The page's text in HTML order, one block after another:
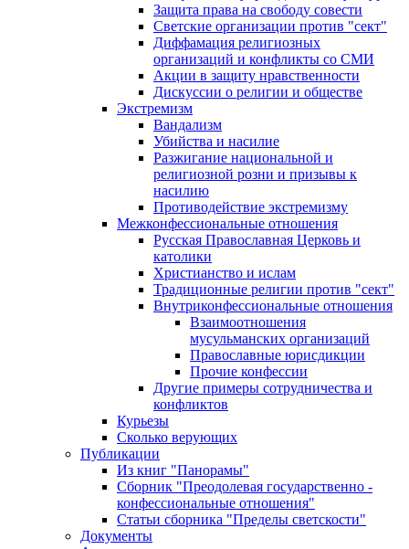
Защита права на свободу совести
Светские организации против "сект"
Диффамация религиозных
организаций и конфликты со СМИ
Акции в защиту нравственности
Дискуссии о религии и обществе
Экстремизм
Вандализм
Убийства и насилие
Разжигание национальной и
религиозной розни и призывы к
насилию
Противодействие экстремизму
Межконфессиональные отношения
Русская Православная Церковь и
католики
Христианство и ислам
Традиционные религии против "сект"
Внутриконфессиональные отношения
Взаимоотношения
мусульманских организаций
Православные юрисдикции
Прочие конфессии
Другие примеры сотрудничества и
конфликтов
Курьезы
Сколько верующих
Публикации
Из книг "Панорамы"
Сборник "Преодолевая государственно -
конфессиональные отношения"
Статьи сборника "Пределы светскости"
Документы